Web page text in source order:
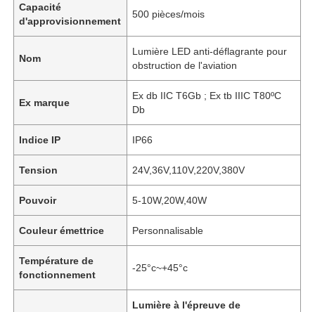
Capacité
d'approvisionnement
500 pièces/mois
Nom
Lumière LED anti-déflagrante pour
obstruction de l'aviation
Ex marque
Ex db IIC T6Gb ; Ex tb IIIC T80ºC
Db
Indice IP IP66
Tension 24V,36V,110V,220V,380V
Pouvoir 5-10W,20W,40W
Couleur émettrice Personnalisable
Température de
fonctionnement
-25°c~+45°c
Lumière à l'épreuve de